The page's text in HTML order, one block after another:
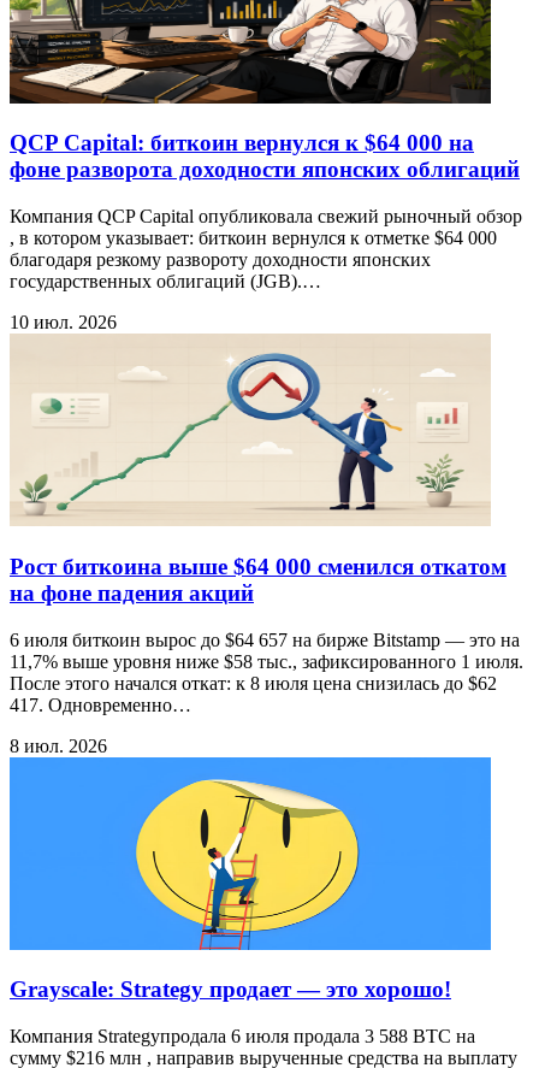
QCP Capital: биткоин вернулся к $64 000 на
фоне разворота доходности японских облигаций
Компания QCP Capital опубликовала свежий рыночный обзор
, в котором указывает: биткоин вернулся к отметке $64 000
благодаря резкому развороту доходности японских
государственных облигаций (JGB).…
10 июл. 2026
Рост биткоина выше $64 000 сменился откатом
на фоне падения акций
6 июля биткоин вырос до $64 657 на бирже Bitstamp — это на
11,7% выше уровня ниже $58 тыс., зафиксированного 1 июля.
После этого начался откат: к 8 июля цена снизилась до $62
417. Одновременно…
8 июл. 2026
Grayscale: Strategy продает — это хорошо!
Компания Strategyпродала 6 июля продала 3 588 BTC на
сумму $216 млн , направив вырученные средства на выплату